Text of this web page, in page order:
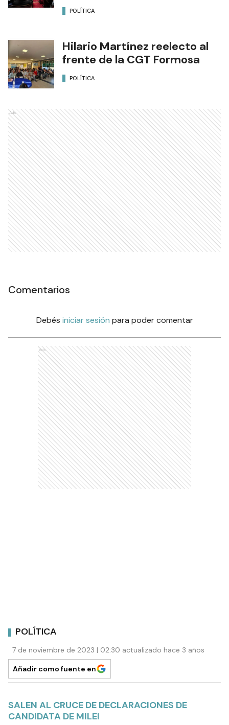
POLÍTICA
Hilario Martínez reelecto al
frente de la CGT Formosa
POLÍTICA
Ads
Comentarios
Debés iniciar sesión para poder comentar
Ads
POLÍTICA
7 de noviembre de 2023 | 02:30 actualizado hace 3 años
Añadir como fuente en
SALEN AL CRUCE DE DECLARACIONES DE
CANDIDATA DE MILEI